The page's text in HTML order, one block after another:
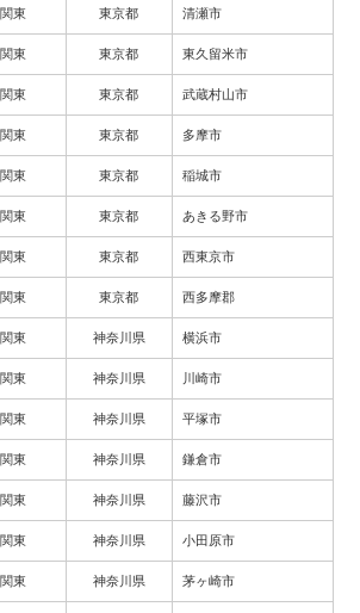
関東 東京都 清瀬市
関東 東京都 東久留米市
関東 東京都 武蔵村山市
関東 東京都 多摩市
関東 東京都 稲城市
関東 東京都 あきる野市
関東 東京都 西東京市
関東 東京都 西多摩郡
関東 神奈川県 横浜市
関東 神奈川県 川崎市
関東 神奈川県 平塚市
関東 神奈川県 鎌倉市
関東 神奈川県 藤沢市
関東 神奈川県 小田原市
関東 神奈川県 茅ヶ崎市